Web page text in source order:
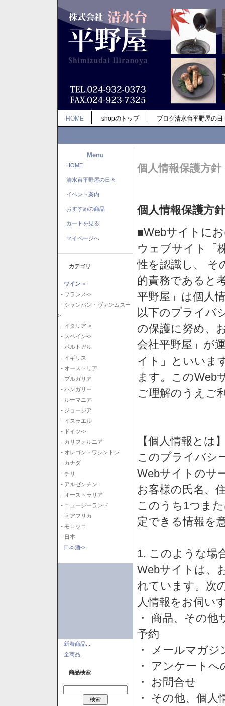
HOME shopのトップ ブログ清水台平野屋の日
Menu
HOME
清水台平野屋の日々
イベント案内
おすすめの商品
カートを見る
マイページへ
カテゴリ
ワイン->
- フランス->
- シャンパン・ヴァンムスー-
>
- イタリア->
- スペイン->
- ポルトガル
- イギリス
- オーストリア
- ブルガリア
- ハンガリー
- ルーマニア
- ジョージア
- イスラエル
- ドイツ->
- カリフォルニア
- オレゴン・ワシントン
- カナダ
- チリ
- アルゼンチン
- オーストラリア
- ニュージーランド
- 南アフリカ
- モロッコ
- 日本
日本酒->
新着商品...
全商品...
商品検索
個人情報保護方針
個人情報保護方針
■Webサイトに
ウェブサイト「
性を認識し、 そ
的責務であると
平野屋」は個人
以下のプライバ
の保護に努め、
会社平野屋」が
イト」といいま
ます。このWeb
ご理解のうえご
【個人情報とは
このプライバシ
Webサイトのサ
お客様の氏名、
このうち1つま
定できる情報を
1. このような場
Webサイトは、
れています。次
人情報をお伺い
・ 商品、その
予約
・ メールマガ
・ アンケートへ
・ お問合せ
・ その他、個